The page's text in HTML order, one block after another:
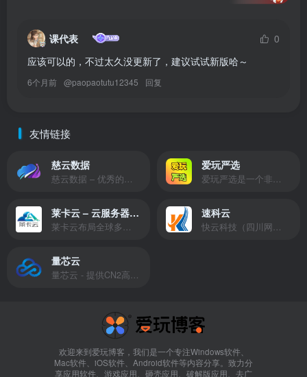
课代表
0
应该可以的，不过太久没更新了，建议试试新版哈～
6个月前 @paopaotutu12345 回复
友情链接
慈云数据
慈云数据 – 优秀的云服务器服务商，提供最具有性价比的产品。慈云数据是开发者必不可少的良心云
爱玩严选
爱玩严选是一个非常有保障且性价比极高的虚拟商城，包括但不限于苹果证书、技术指导、会员充值等多种虚拟服务！
莱卡云 – 云服务器提供商
莱卡云布局全球多个地理区域。提供服务有：境外云服务器、国内云服务器、独立服务器、服务器托管、CDN、SSL证书、游戏服务器等业务。
速科云
快云科技（四川网联快云科技有限公司）成立于2021年，主营互联网业务平台服务提供商。公司专注为用户提供低价高性能云计算产品，致力于云计算应用的易用性开发，并引导云计算在国内普及
量芯云
量芯云 - 提供CN2高速香港美国云服务器&专业高防服务器租用等云服务器供应商
欢迎来到爱玩博客，我们是一个专注Windows软件、
Mac软件、iOS软件、Android软件等内容分享。致力分
享应用软件、游戏应用、砸壳应用、破解版应用、去广